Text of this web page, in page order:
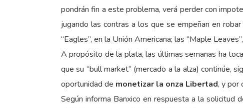
pondrán fin a este problema, verá perder con
jugando las contras a los que se empeñan en
“Eagles”, en la Unión Americana; las “Maple
A propósito de la plata, las últimas semanas ha
que su “bull market” (mercado a la alza) continúe,
oportunidad de monetizar la onza Libertad, y por
Según informa Banxico en respuesta a la solicitud